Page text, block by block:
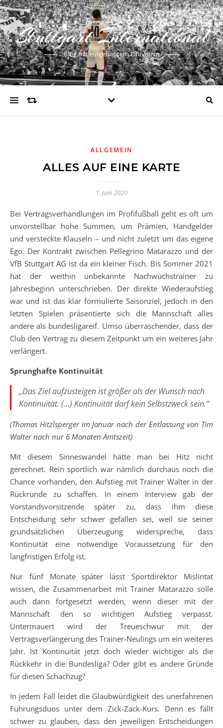
Stuttgart International
Blog mit eingebautem Ohrwurm
ALLGEMEIN
ALLES AUF EINE KARTE
1. Juni 2020
Bei Vertragsverhandlungen im Profifußball geht es oft um
unvorstellbar hohe Summen, um Prämien, Handgelder
und versteckte Klauseln – und nicht zuletzt um das eigene
Ego. Der Kontrakt zwischen Pellegrino Matarazzo und der
VfB Stuttgart AG ist da ein kleiner Fisch. Bis Sommer 2021
hat der weithin unbekannte Nachwuchstrainer zu
Jahresbeginn unterschrieben. Der direkte Wiederaufstieg
war und ist das klar formulierte Saisonziel, jedoch in den
letzten Spielen präsentierte sich die Mannschaft alles
andere als bundesligareif. Umso überraschender, dass der
Club den Vertrag zu diesem Zeitpunkt um ein weiteres Jahr
verlängert.
Sprunghafte Kontinuität
„Das Ziel aufzusteigen ist größer als der Wunsch nach
Kontinuität. (…) Kontinuität darf kein Selbstzweck sein.“
(Thomas Hitzlsperger im Januar nach der Entlassung von Tim
Walter nach nur 6 Monaten Amtszeit)
Mit diesem Sinneswandel hätte man bei Hitz nicht
gerechnet. Rein sportlich war nämlich durchaus noch die
Chance vorhanden, den Aufstieg mit Trainer Walter in der
Rückrunde zu schaffen. In einem Interview gab der
Vorstandsvorsitzende später zu, dass ihm diese
Entscheidung sehr schwer gefallen sei, weil sie seiner
grundsätzlichen Überzeugung widerspreche, dass
Kontinuität eine notwendige Voraussetzung für den
langfristigen Erfolg ist.
Nur fünf Monate später lässt Sportdirektor Mislintat
wissen, die Zusammenarbeit mit Trainer Matarazzo solle
auch dann fortgesetzt werden, wenn dieser mit der
Mannschaft den so wichtigen Aufstieg verpasst.
Untermauert wird der Treueschwur mit der
Vertragsverlängerung des Trainer-Neulings um ein weiteres
Jahr. Ist Kontinuität jetzt doch wieder wichtiger als die
Rückkehr in die Bundesliga? Oder gibt es andere Gründe
für diesen Schachzug?
In jedem Fall leidet die Glaubwürdigkeit des unerfahrenen
Führungsduos unter dem Zick-Zack-Kurs. Denn es fällt
schwer zu glauben, dass den jeweiligen Entscheidungen